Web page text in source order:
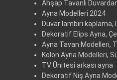
Ahşap Tavanlı
Ayna Modelleri 2024
Duvar lambiri kaplama,
Dekoratif Elips Ayna,
Ayna Tavan Modelleri,
Kolon Ayna Modelleri,
TV Ünitesi arkası ayna
Dekoratif Niş Ayna